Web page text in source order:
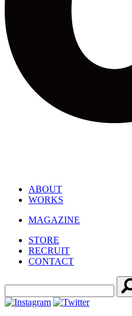
ABOUT
WORKS
MAGAZINE
STORE
RECRUIT
CONTACT